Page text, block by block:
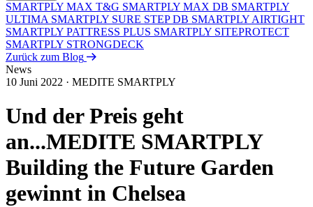
SMARTPLY MAX T&G SMARTPLY MAX DB SMARTPLY
ULTIMA SMARTPLY SURE STEP DB SMARTPLY AIRTIGHT
SMARTPLY PATTRESS PLUS SMARTPLY SITEPROTECT
SMARTPLY STRONGDECK
Zurück zum Blog
News
10 Juni 2022 · MEDITE SMARTPLY
Und der Preis geht
an...MEDITE SMARTPLY
Building the Future Garden
gewinnt in Chelsea